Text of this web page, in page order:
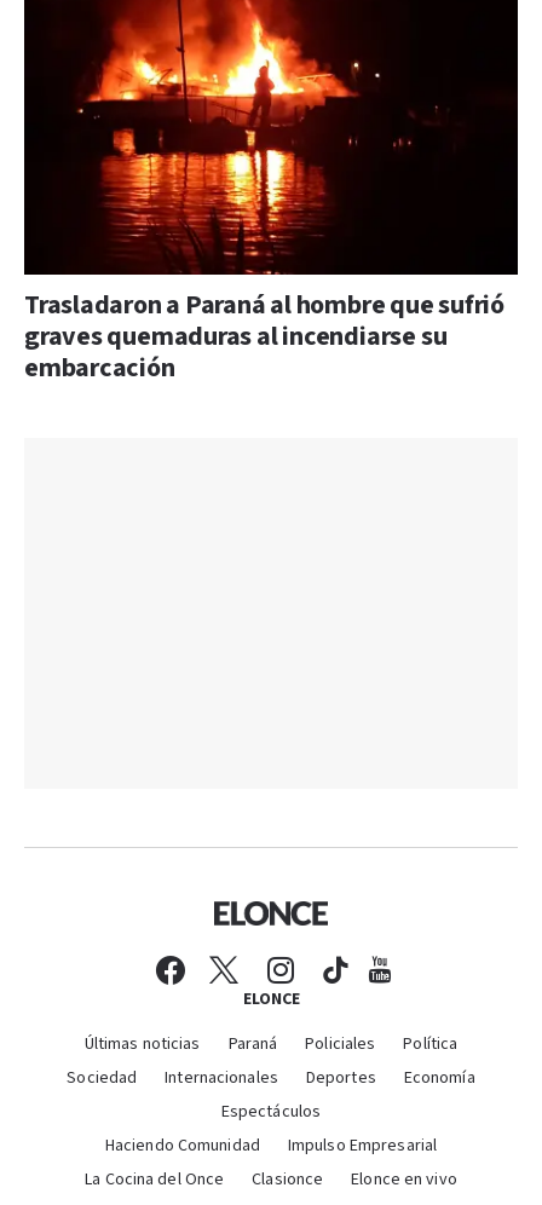
Trasladaron a Paraná al hombre que sufrió
graves quemaduras al incendiarse su
embarcación
ELONCE
Últimas noticias Paraná Policiales
Política
Sociedad
Internacionales Deportes
Economía
Espectáculos
Haciendo Comunidad
Impulso Empresarial
La Cocina del Once
Clasionce
Elonce en vivo